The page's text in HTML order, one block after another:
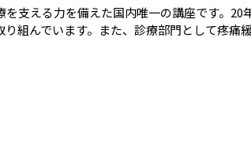
支える力を備えた国内唯一の講座です。
組んでいます。また、診療部門として疼痛